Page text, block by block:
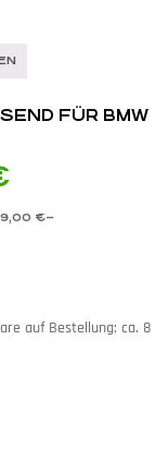
FÜR BMW
–
€
auf Bestellung; ca. 8